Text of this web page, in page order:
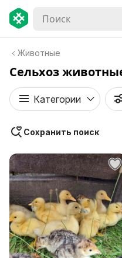
Животные
Сельхоз
Категории
Сохранить поиск